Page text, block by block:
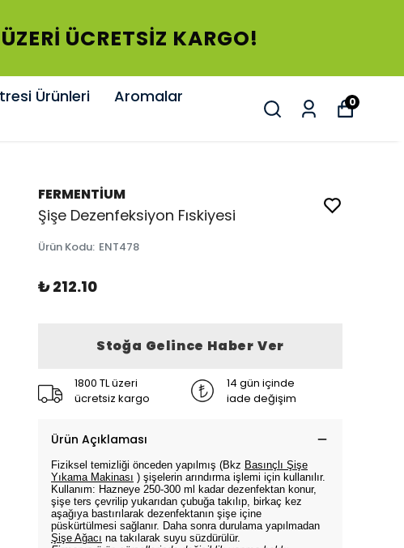
ÜCRETSİZ KARGO!
Ürünleri
Aromalar
0
FERMENTİUM
Şişe Dezenfeksiyon Fıskiyesi
Ürün Kodu: ENT478
₺ 212.10
Stoğa Gelince Haber Ver
1800 TL üzeri
ücretsiz kargo
14 gün içinde
iade değişim
Ürün Açıklaması
Fiziksel temizliği önceden yapılmış (Bkz Basınçlı Şişe
Yıkama Makinası ) şişelerin arındırma işlemi için kullanılır.
Kullanım: Hazneye 250-300 ml kadar dezenfektan konur,
şişe ters çevrilip yukarıdan çubuğa takılıp, birkaç kez
aşağıya bastırılarak dezenfektanın şişe içine
püskürtülmesi sağlanır. Daha sonra durulama yapılmadan
Şişe Ağacı na takılarak suyu süzdürülür.